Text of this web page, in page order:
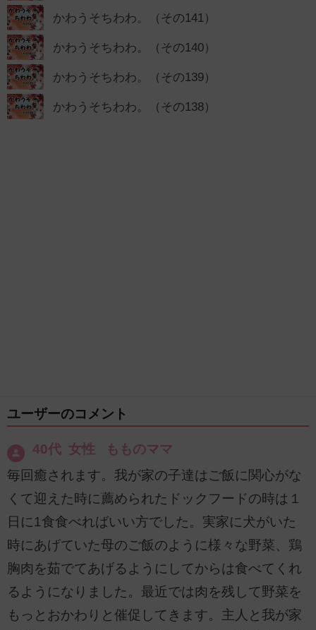
かわうそちわわ。（その141）
かわうそちわわ。（その140）
かわうそちわわ。（その139）
かわうそちわわ。（その138）
ユーザーのコメント
40代 女性 もものママ
毎回癒されます。我が家の子達はご飯に関心がな
くて迎えた時に薦められたドックフードの時は１
日に1食食べればいい方でした。実家に犬がいた
時にあげていた母のご飯のように様々な野菜、鶏
胸肉を茹でてあげるようにしてからは食べてくれ
るようになりました。最近では肉を残して野菜を
もっとおかわりと催促してきます。主人と我が家